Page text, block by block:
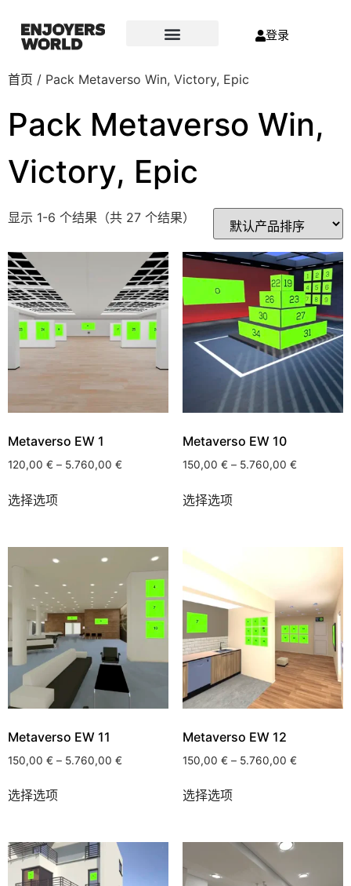
登录
首页 / Pack Metaverso Win, Victory, Epic
Pack Metaverso Win,
Victory, Epic
显示 1-6 个结果（共 27 个结果）
Metaverso EW 1
120,00 € – 5.760,00 €
选择选项
Metaverso EW 10
150,00 € – 5.760,00 €
选择选项
Metaverso EW 11
150,00 € – 5.760,00 €
选择选项
Metaverso EW 12
150,00 € – 5.760,00 €
选择选项